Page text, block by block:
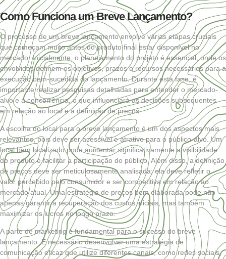
Como Funciona um Breve Lançamento?
O processo de um breve lançamento envolve várias etapas cruciais
que começam muito antes do produto final estar disponível no
mercado. Inicialmente, o planejamento do projeto é essencial, onde os
envolvidos definem os objetivos, prazos e recursos necessários para a
execução bem-sucedida do lançamento. Durante esta fase, é
importante realizar pesquisas detalhadas para entender o mercado-
alvo e a concorrência, o que influenciará as decisões subsequentes
em relação ao local e à definição de preços.
A escolha do local para o breve lançamento é um dos aspectos mais
relevantes, pois deve ser acessível e atrativo para o público-alvo. Um
local bem localizado pode aumentar significativamente a visibilidade
do produto e facilitar a participação do público. Além disso, a definição
de preços deve ser meticulosamente analisada; ela deve refletir o
valor percebido pelo consumidor e ser competitiva em relação ao
mercado atual. Uma estratégia de preços bem elaborada pode não
apenas garantir a recuperação dos custos iniciais, mas também
maximizar os lucros no longo prazo.
A parte de marketing é fundamental para o sucesso do breve
lançamento. É necessário desenvolver uma estratégia de
comunicação eficaz que utilize diferentes canais, como redes sociais,